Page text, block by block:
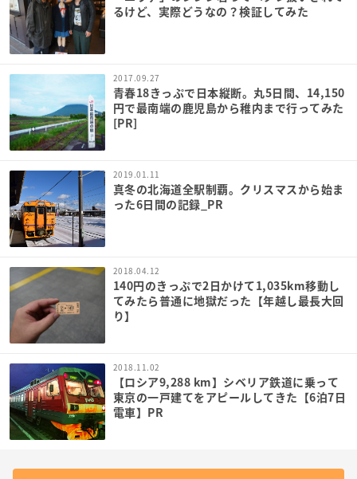
るけど、実際どうなの？検証してみた
2017.09.27
青春18きっぷで日本縦断。丸5日間、14,150
円で最南端の鹿児島から稚内まで行ってみた
[PR]
2019.01.11
真冬の北海道全駅制覇。クリスマスから始ま
った6日間の記録_PR
2018.04.12
140円のきっぷで2日かけて1,035km移動し
てみたら普通に地獄だった【年越し最長大回
り】
2018.11.02
【ロシア9,288 km】シベリア鉄道に乗って
東京の一戸建てをアピールしてきた【6泊7日
電車】PR